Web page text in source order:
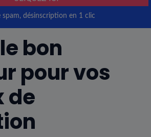
bon
pour vos
de